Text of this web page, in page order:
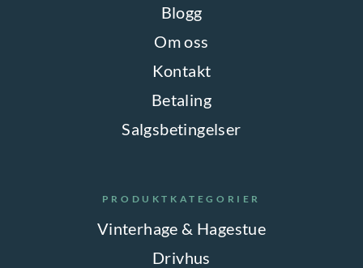
Blogg
Om oss
Kontakt
Betaling
Salgsbetingelser
PRODUKTKATEGORIER
Vinterhage & Hagestue
Drivhus